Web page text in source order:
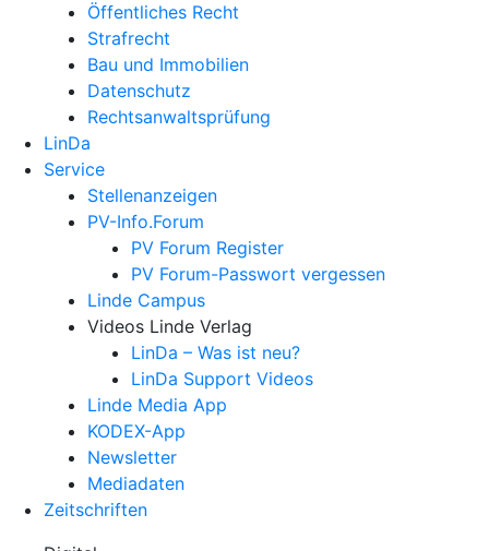
Öffentliches Recht
Strafrecht
Bau und Immobilien
Datenschutz
Rechtsanwalts­prüfung
LinDa
Service
Stellenanzeigen
PV-Info.Forum
PV Forum Register
PV Forum-Passwort vergessen
Linde Campus
Videos Linde Verlag
LinDa – Was ist neu?
LinDa Support Videos
Linde Media App
KODEX-App
Newsletter
Mediadaten
Zeitschriften